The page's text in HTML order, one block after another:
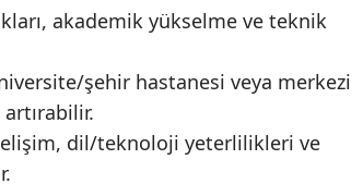
akademik yükselme ve teknik
şehir hastanesi veya merkezi
dil/teknoloji yeterlilikleri ve